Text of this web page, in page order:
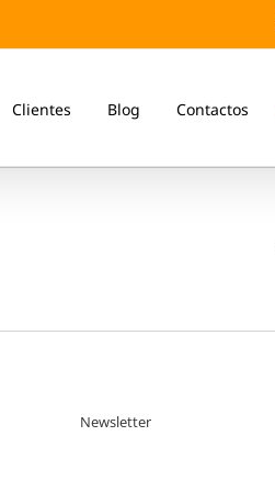
Clientes Blog Contactos
Newsletter